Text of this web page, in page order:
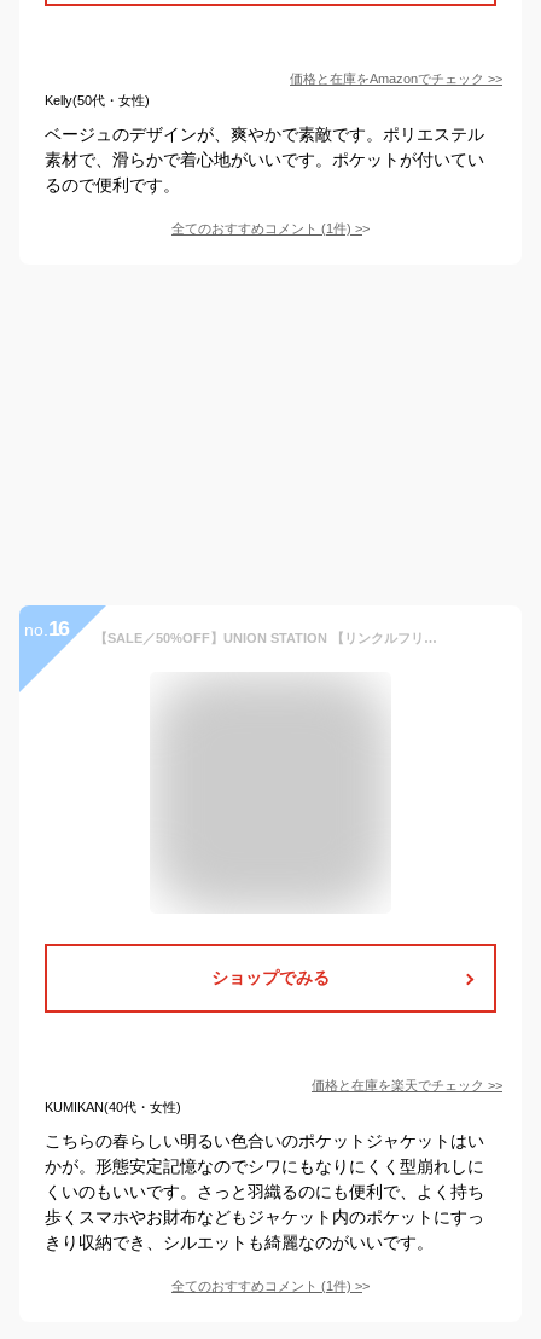
価格と在庫をAmazonでチェック >>
Kelly(50代・女性)
ベージュのデザインが、爽やかで素敵です。ポリエステル
素材で、滑らかで着心地がいいです。ポケットが付いてい
るので便利です。
全てのおすすめコメント (1件) >
no. 16 【SALE／50%OFF】UNION STATION 【リンクルフリー】ダブルポケットジャケット「セットアップ可能」形態安定/ウォッシャブル メンズ ビギ ジャケット・アウター その他のジャケット・アウター ベージュ ネイビー【送料無料】
ショップでみる
価格と在庫を楽天でチェック >>
KUMIKAN(40代・女性)
こちらの春らしい明るい色合いのポケットジャケットはい
かが。形態安定記憶なのでシワにもなりにくく型崩れしに
くいのもいいです。さっと羽織るのにも便利で、よく持ち
歩くスマホやお財布などもジャケット内のポケットにすっ
きり収納でき、シルエットも綺麗なのがいいです。
全てのおすすめコメント (1件) >